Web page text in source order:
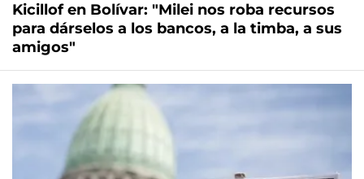
Kicillof en Bolívar: "Milei nos roba recursos
para dárselos a los bancos, a la timba, a sus
amigos"